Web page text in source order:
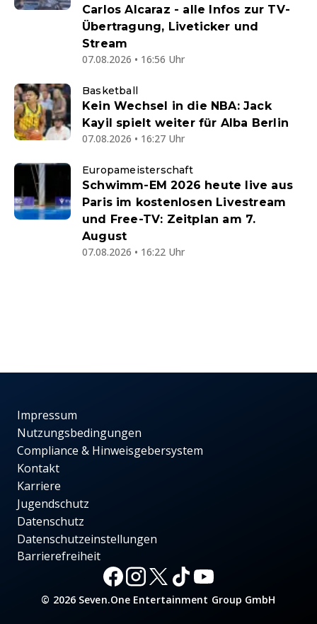
Carlos Alcaraz - alle Infos zur TV-
Übertragung, Liveticker und
Stream
07.08.2026 • 16:56 Uhr
Basketball
Kein Wechsel in die NBA: Jack
Kayil spielt weiter für Alba Berlin
07.08.2026 • 16:27 Uhr
Europameisterschaft
Schwimm-EM 2026 heute live aus
Paris im kostenlosen Livestream
und Free-TV: Zeitplan am 7.
August
07.08.2026 • 16:22 Uhr
Impressum
Nutzungsbedingungen
Compliance & Hinweisgebersystem
Kontakt
Karriere
Jugendschutz
Datenschutz
Datenschutzeinstellungen
Barrierefreiheit
© 2026 Seven.One Entertainment Group GmbH